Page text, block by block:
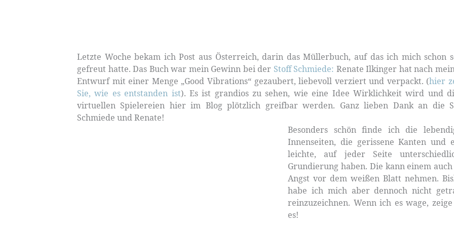
Letzte Woche bekam ich Post aus Österreich, darin das Müllerbuch, auf das ich mich schon
gefreut hatte. Das Buch war mein Gewinn bei der Stoff Schmiede: Renate Ilkinger hat nach
Entwurf mit einer Menge „Good Vibrations“ gezaubert, liebevoll verziert und verpackt. (hier
Sie, wie es entstanden ist). Es ist grandios zu sehen, wie eine Idee Wirklichkeit wird und
virtuellen Spielereien hier im Blog plötzlich greifbar werden. Ganz lieben Dank an die
Schmiede und Renate!
Besonders schön finde ich die
Innenseiten, die gerissene Kanten und
leichte, auf jeder Seite
Grundierung haben. Die kann einem
Angst vor dem weißen Blatt nehmen.
habe ich mich aber dennoch nicht
reinzuzeichnen. Wenn ich es wage,
es!